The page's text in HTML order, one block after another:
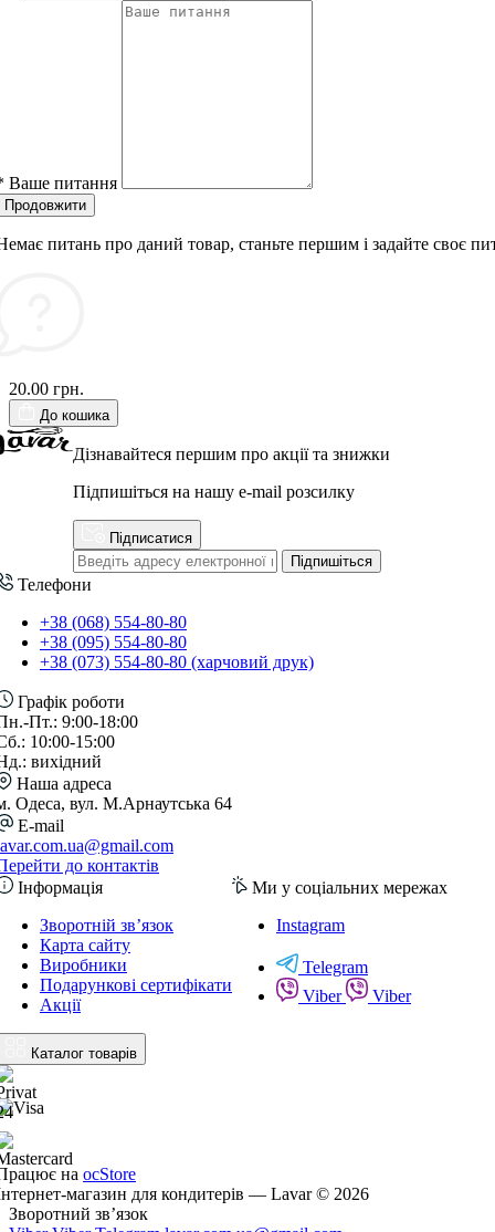
Ваше питання
Продовжити
питань про даний товар, станьте першим і задайте своє
20.00 грн.
До кошика
Дізнавайтеся першим про акції та знижки
Підпишіться на нашу e-mail розсилку
Підписатися
Підпишіться
Телефони
+38 (068) 554-80-80
+38 (095) 554-80-80
+38 (073) 554-80-80 (харчовий друк)
Графік роботи
Пт.: 9:00-18:00
10:00-15:00
вихідний
Наша адреса
Одеса, вул. М.Арнаутська 64
E-mail
до контактів
Інформація
Зворотній зв’язок
Карта сайту
Виробники
Подарункові сертифікати
Акції
Каталог товарів
Ми у соціальних мережах
Instagram
Telegram
Viber
Viber
на ocStore
магазин для кондитерів — Lavar © 2026
Зворотний зв’язок